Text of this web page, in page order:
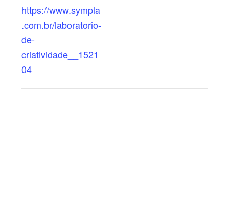
https://www.sympla
.com.br/laboratorio-
de-
criatividade__1521
04